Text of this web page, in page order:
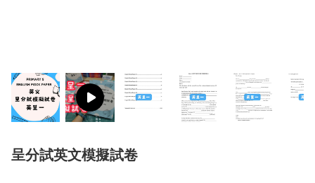
呈分試英文模擬試卷